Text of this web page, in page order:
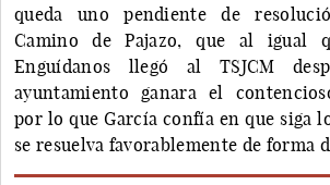
queda uno pendiente de
Camino de Pajazo, que al igual
Enguídanos llegó al TSJCM
ayuntamiento ganara el
por lo que García confía en que siga
se resuelva favorablemente de forma